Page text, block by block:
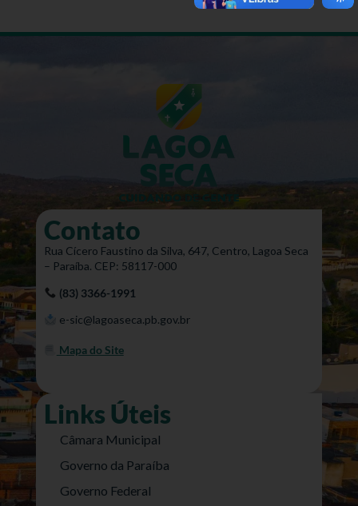
Contato
Rua Cícero Faustino da Silva, 647, Centro, Lagoa Seca
– Paraíba. CEP: 58117-000
(83) 3366-1991
e-sic@lagoaseca.pb.gov.br
Mapa do Site
Links Úteis
Câmara Municipal
Governo da Paraíba
Governo Federal